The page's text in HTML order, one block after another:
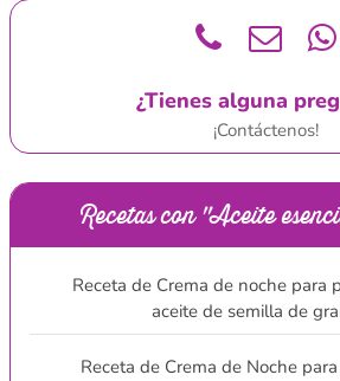
¿Tienes alguna
¡Contáctenos!
Recetas con "Aceite
Receta de Crema de noche para
aceite de semilla de
Receta de Crema de Noche